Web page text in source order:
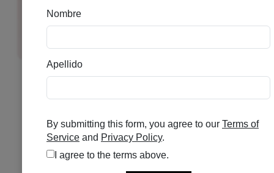
HOLISI THE DAILY
Se el primero en puntuar